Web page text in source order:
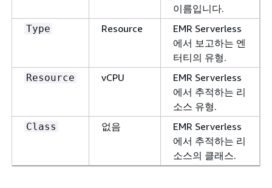
이름입니다.
Type Resource
EMR Serverless
에서 보고하는 엔
터티의 유형.
Resource vCPU
EMR Serverless
에서 추적하는 리
소스 유형.
Class 없음
EMR Serverless
에서 추적하는 리
소스의 클래스.